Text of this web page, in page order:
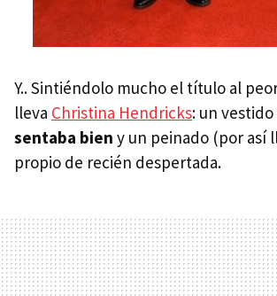
Y.. Sintiéndolo mucho el título al
lleva Christina Hendricks: un
sentaba bien y un peinado (por así
propio de recién despertada.